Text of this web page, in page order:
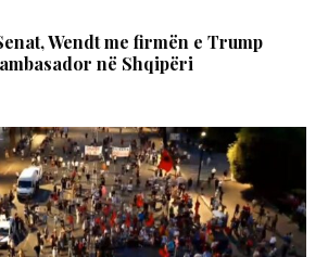
Wendt me firmën e Trump
në Shqipëri